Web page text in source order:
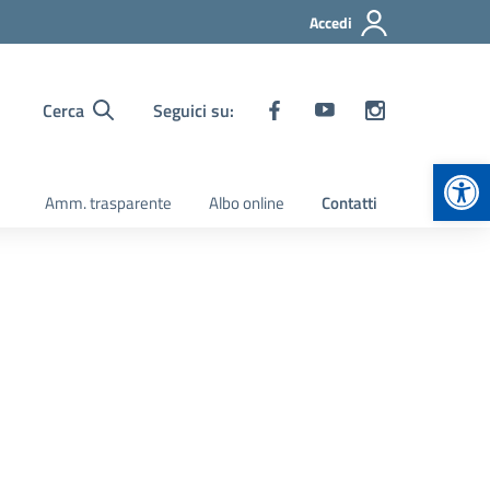
Accedi
Cerca Seguici su:
Amm. trasparente Albo online Contatti